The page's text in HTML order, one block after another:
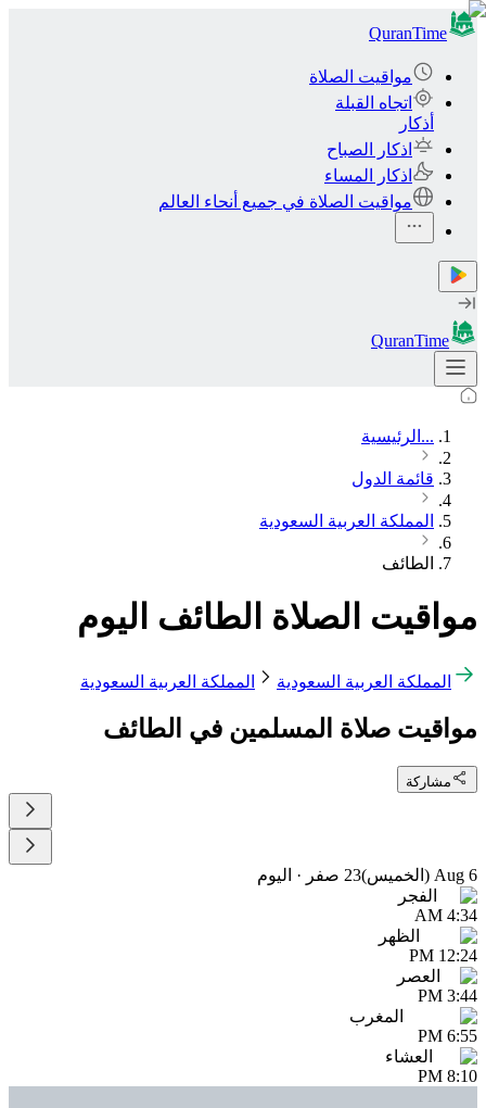
QuranTime
مواقيت الصلاة
اتجاه القبلة
أذكار
اذكار الصباح
اذكار المساء
مواقيت الصلاة في جميع أنحاء العالم
QuranTime
... الرئيسية
قائمة الدول
المملكة العربية السعودية
الطائف
مواقيت الصلاة الطائف اليوم
المملكة العربية السعودية المملكة العربية السعودية
مواقيت صلاة المسلمين في الطائف
مشاركة
6 Aug (الخميس) 23 صفر · اليوم
الفجر
4:34 AM
الظهر
12:24 PM
العصر
3:44 PM
المغرب
6:55 PM
العشاء
8:10 PM